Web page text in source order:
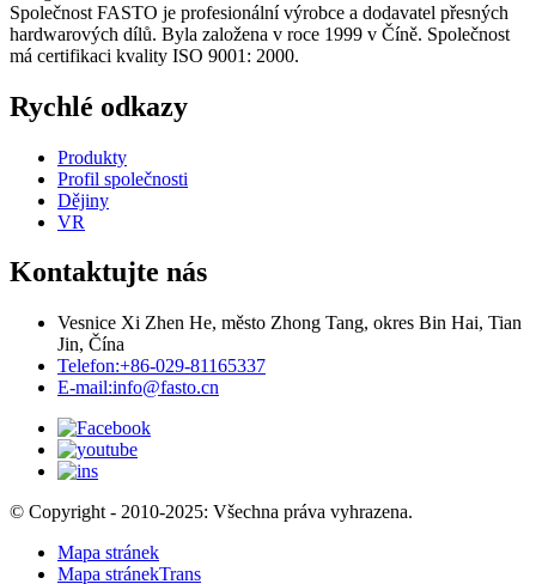
Společnost FASTO je profesionální výrobce a dodavatel přesných
hardwarových dílů. Byla založena v roce 1999 v Číně. Společnost
má certifikaci kvality ISO 9001: 2000.
Rychlé odkazy
Produkty
Profil společnosti
Dějiny
VR
Kontaktujte nás
Vesnice Xi Zhen He, město Zhong Tang, okres Bin Hai, Tian
Jin, Čína
Telefon:+86-029-81165337
E-mail:info@fasto.cn
© Copyright - 2010-2025: Všechna práva vyhrazena.
Mapa stránek
Mapa stránekTrans